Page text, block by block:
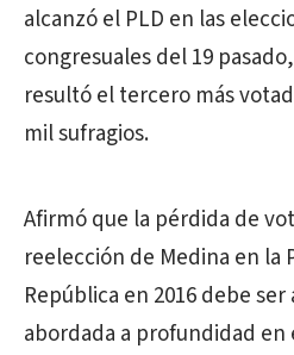
alcanzó el PLD en las
congresuales del 19
resultó el tercero más
mil sufragios.
Afirmó que la pérdida de
reelección de Medina en la
República en 2016 debe
abordada a profundidad en